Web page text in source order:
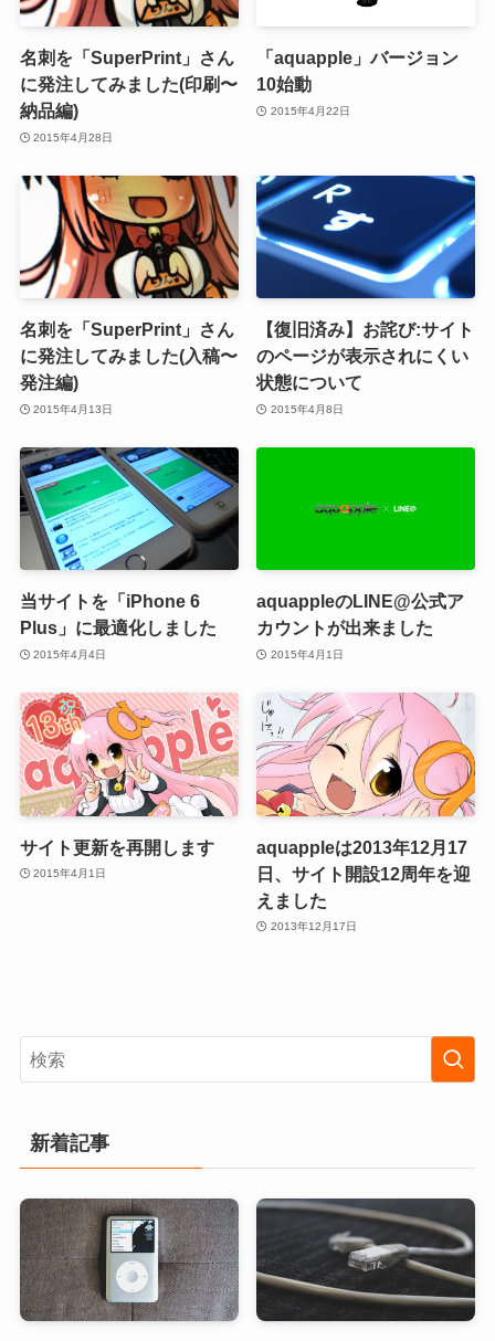
名刺を「SuperPrint」さん
に発注してみました(印刷〜
納品編)
2015年4月28日
「aquapple」バージョン
10始動
2015年4月22日
名刺を「SuperPrint」さん
に発注してみました(入稿〜
発注編)
2015年4月13日
【復旧済み】お詫び:サイト
のページが表示されにくい
状態について
2015年4月8日
当サイトを「iPhone 6
Plus」に最適化しました
2015年4月4日
aquappleのLINE@公式ア
カウントが出来ました
2015年4月1日
サイト更新を再開します
2015年4月1日
aquappleは2013年12月17
日、サイト開設12周年を迎
えました
2013年12月17日
新着記事